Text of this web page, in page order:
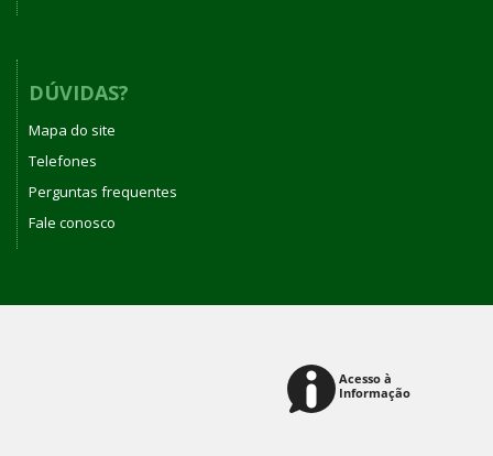
DÚVIDAS?
Mapa do site
Telefones
Perguntas frequentes
Fale conosco